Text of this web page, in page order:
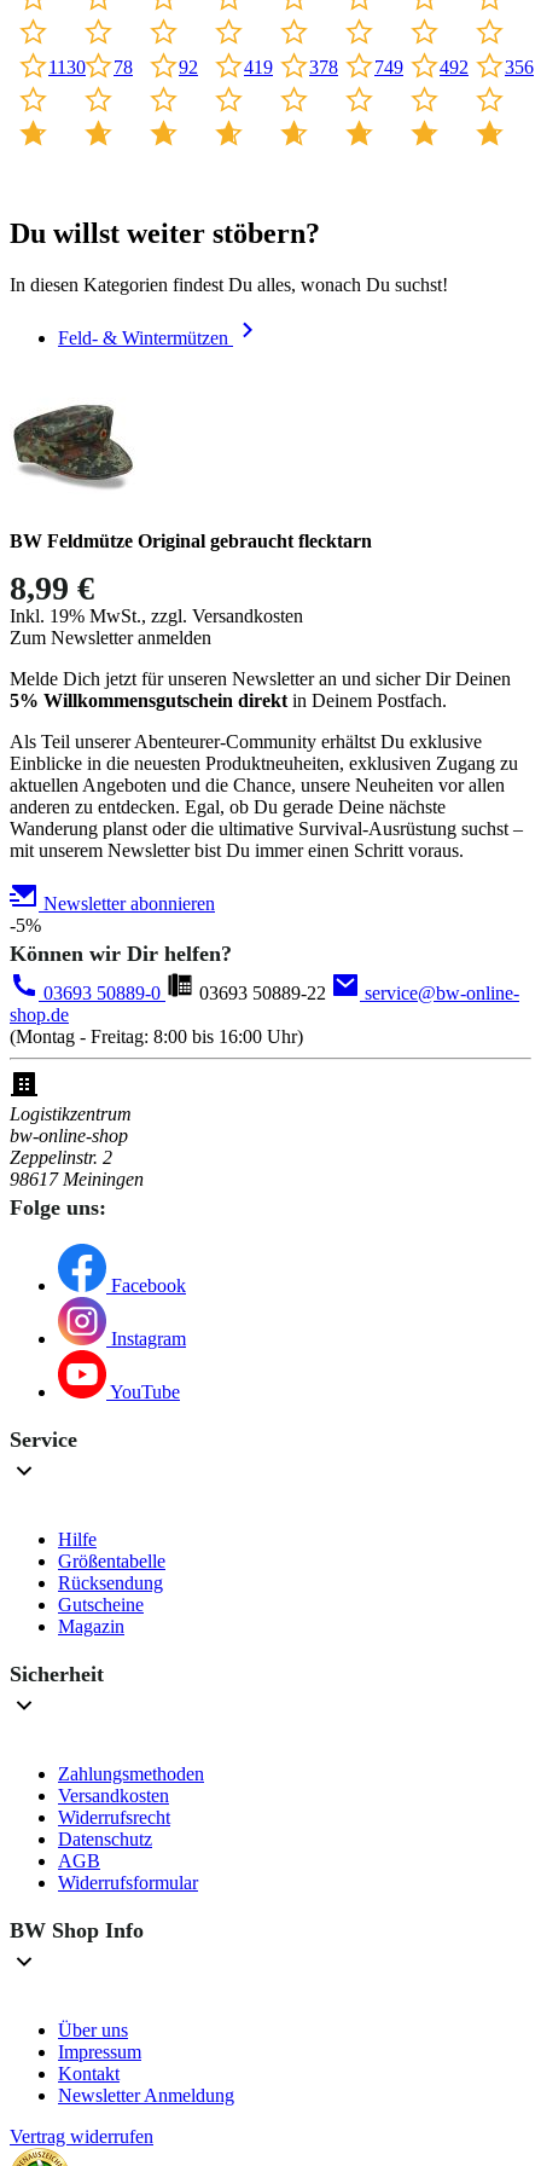
1130 78 92 419 378 749 492 356
Du willst weiter stöbern?
In diesen Kategorien findest Du alles, wonach Du suchst!
Feld- & Wintermützen
BW Feldmütze Original gebraucht flecktarn
8,99 €
Inkl. 19% MwSt., zzgl. Versandkosten
Zum Newsletter anmelden
Melde Dich jetzt für unseren Newsletter an und sicher Dir Deinen
5% Willkommensgutschein direkt in Deinem Postfach.
Als Teil unserer Abenteurer-Community erhältst Du exklusive
Einblicke in die neuesten Produktneuheiten, exklusiven Zugang zu
aktuellen Angeboten und die Chance, unsere Neuheiten vor allen
anderen zu entdecken. Egal, ob Du gerade Deine nächste
Wanderung planst oder die ultimative Survival-Ausrüstung suchst –
mit unserem Newsletter bist Du immer einen Schritt voraus.
Newsletter abonnieren
-5%
Können wir Dir helfen?
03693 50889-0 03693 50889-22
service@bw-online-
shop.de
(Montag - Freitag: 8:00 bis 16:00 Uhr)
Logistikzentrum
bw-online-shop
Zeppelinstr. 2
98617 Meiningen
Folge uns:
Facebook
Instagram
YouTube
Service
Hilfe
Größentabelle
Rücksendung
Gutscheine
Magazin
Sicherheit
Zahlungsmethoden
Versandkosten
Widerrufsrecht
Datenschutz
AGB
Widerrufsformular
BW Shop Info
Über uns
Impressum
Kontakt
Newsletter Anmeldung
Vertrag widerrufen